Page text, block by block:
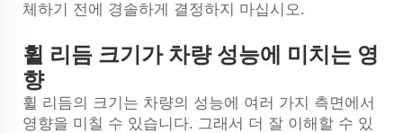
체하기 전에 경솔하게 결정하지 마십시오.
휠 리듬 크기가 차량 성능에 미치는 영
향
휠 리듬의 크기는 차량의 성능에 여러 가지 측면에서
영향을 미칠 수 있습니다. 그래서 더 잘 이해할 수 있